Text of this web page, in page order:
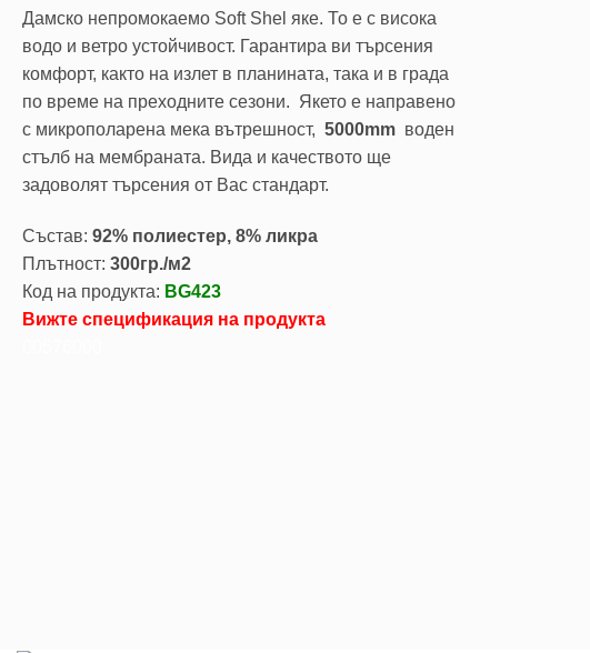
Дамско непромокаемо Soft Shel яке. То е с висока
водо и ветро устойчивост. Гарантира ви търсения
комфорт, както на излет в планината, така и в града
по време на преходните сезони. Якето е направено
с микрополарена мека вътрешност, 5000mm воден
стълб на мембраната. Вида и качеството ще
задоволят търсения от Вас стандарт.
Състав: 92% полиестер, 8% ликра
Плътност: 300гр./м2
Код на продукта: BG423
Вижте спецификация на продукта